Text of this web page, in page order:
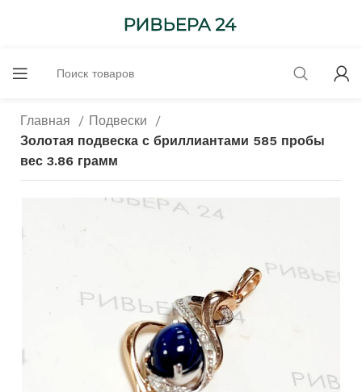
Главная
Подвески
Золотая подвеска с бриллиантами 585 пробы
вес 3.86 грамм